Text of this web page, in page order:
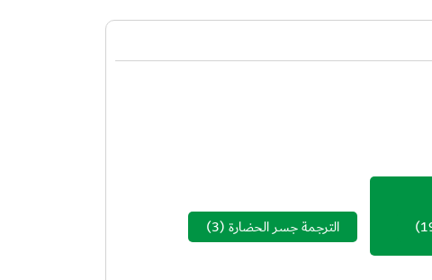
الترجمة جسر الحضارة(3)